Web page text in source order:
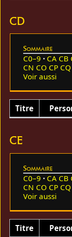
CD
Sommaire
C0–9 CA CB
CN CO CP CQ
Voir aussi
Titre
CE
Sommaire
C0–9 CA CB
CN CO CP CQ
Voir aussi
Titre